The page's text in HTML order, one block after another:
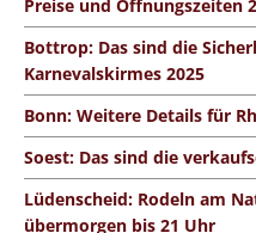
Preise und Öffnungszeiten
Bottrop: Das sind die
Karnevalskirmes 2025
Bonn: Weitere Details für
Soest: Das sind die
Lüdenscheid: Rodeln am
übermorgen bis 21 Uhr